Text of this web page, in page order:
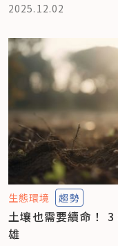
2025.12.02
生態環境 趨勢
土壤也需要續命！
雄